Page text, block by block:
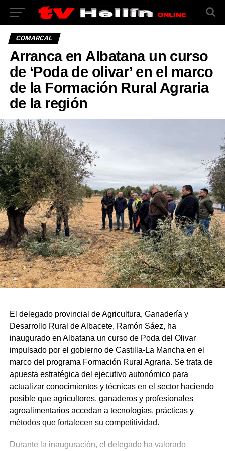
COMARCAL
Arranca en Albatana un curso
de ‘Poda de olivar’ en el marco
de la Formación Rural Agraria
de la región
El delegado provincial de Agricultura, Ganadería y
Desarrollo Rural de Albacete, Ramón Sáez, ha
inaugurado en Albatana un curso de Poda del Olivar
impulsado por el gobierno de Castilla-La Mancha en el
marco del programa Formación Rural Agraria. Se trata de
apuesta estratégica del ejecutivo autonómico para
actualizar conocimientos y técnicas en el sector haciendo
posible que agricultores, ganaderos y profesionales
agroalimentarios accedan a tecnologías, prácticas y
métodos que fortalecen su competitividad.
Durante la inauguración, el delegado ha valorado